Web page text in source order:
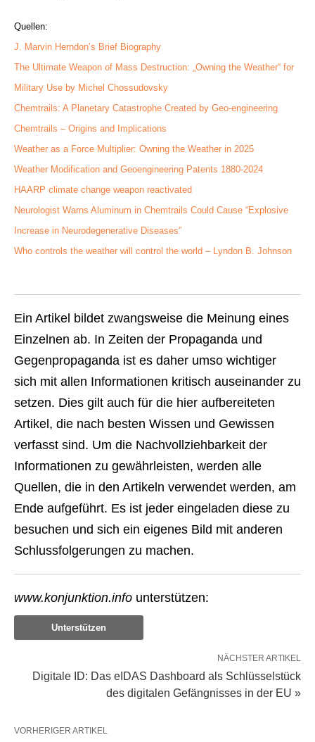
Quellen:
J. Marvin Herndon’s Brief Biography
The Ultimate Weapon of Mass Destruction: „Owning the Weather“ for
Military Use by Michel Chossudovsky
Chemtrails: A Planetary Catastrophe Created by Geo-engineering
Chemtrails – Origins and Implications
Weather as a Force Multiplier: Owning the Weather in 2025
Weather Modification and Geoengineering Patents 1880-2024
HAARP climate change weapon reactivated
Neurologist Warns Aluminum in Chemtrails Could Cause “Explosive
Increase in Neurodegenerative Diseases”
Who controls the weather will control the world – Lyndon B. Johnson
Ein Artikel bildet zwangsweise die Meinung eines
Einzelnen ab. In Zeiten der Propaganda und
Gegenpropaganda ist es daher umso wichtiger
sich mit allen Informationen kritisch auseinander zu
setzen. Dies gilt auch für die hier aufbereiteten
Artikel, die nach besten Wissen und Gewissen
verfasst sind. Um die Nachvollziehbarkeit der
Informationen zu gewährleisten, werden alle
Quellen, die in den Artikeln verwendet werden, am
Ende aufgeführt. Es ist jeder eingeladen diese zu
besuchen und sich ein eigenes Bild mit anderen
Schlussfolgerungen zu machen.
www.konjunktion.info unterstützen:
Unterstützen
NÄCHSTER ARTIKEL
Digitale ID: Das eIDAS Dashboard als Schlüsselstück
des digitalen Gefängnisses in der EU »
VORHERIGER ARTIKEL